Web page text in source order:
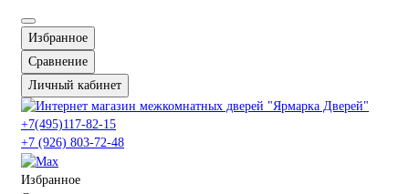
Избранное
Сравнение
Личный кабинет
+7(495)117-82-15
+7 (926) 803-72-48
Избранное